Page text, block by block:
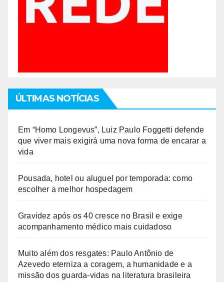
ÚLTIMAS NOTÍCIAS
Em “Homo Longevus”, Luiz Paulo Foggetti defende
que viver mais exigirá uma nova forma de encarar a
vida
Pousada, hotel ou aluguel por temporada: como
escolher a melhor hospedagem
Gravidez após os 40 cresce no Brasil e exige
acompanhamento médico mais cuidadoso
Muito além dos resgates: Paulo Antônio de
Azevedo eterniza a coragem, a humanidade e a
missão dos guarda-vidas na literatura brasileira